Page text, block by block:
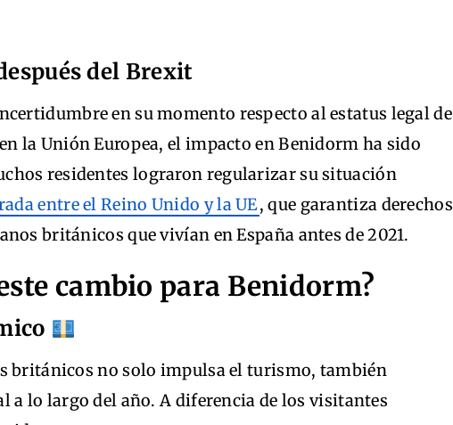
del Brexit
en su momento respecto al estatus legal de
la Unión Europea, el impacto en Benidorm ha sido
residentes lograron regularizar su situación
entre el Reino Unido y la UE, que garantiza derechos
británicos que vivían en España antes de 2021.
cambio para Benidorm?
británicos no solo impulsa el turismo, también
a lo largo del año. A diferencia de los visitantes